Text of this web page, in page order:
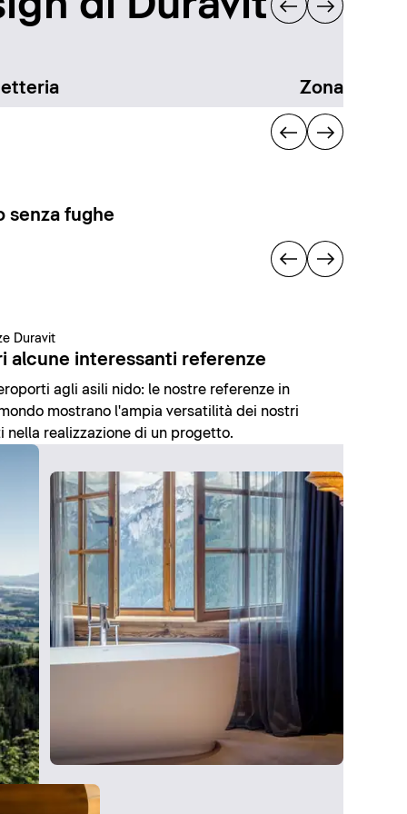
Zona doccia
senza fughe
Duravit
alcune interessanti referenze
agli asili nido: le nostre referenze in
mostrano l'ampia versatilità dei nostri
nella realizzazione di un progetto.